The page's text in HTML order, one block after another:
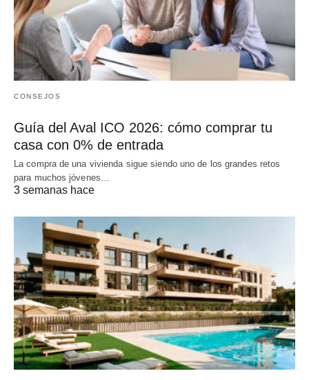
CONSEJOS
Guía del Aval ICO 2026: cómo comprar tu
casa con 0% de entrada
La compra de una vivienda sigue siendo uno de los grandes retos
para muchos jóvenes…
3 semanas hace